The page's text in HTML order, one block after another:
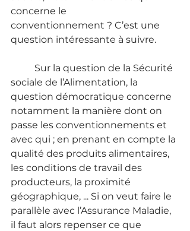
concerne le
conventionnement ? C’est une
question intéressante à suivre.
sociale de l’Alimentation, la
question démocratique concerne
notamment la manière dont on
passe les conventionnements et
avec qui ; en prenant en compte la
qualité des produits alimentaires,
les conditions de travail des
producteurs, la proximité
géographique, ... Si on veut faire le
parallèle avec l’Assurance Maladie,
il faut alors repenser ce que